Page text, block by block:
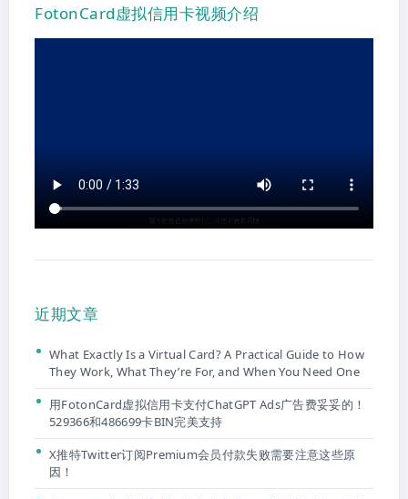
FotonCard虚拟信用卡视频介绍
近期文章
What Exactly Is a Virtual Card? A Practical Guide to How
They Work, What They’re For, and When You Need One
用FotonCard虚拟信用卡支付ChatGPT Ads广告费妥妥的！
529366和486699卡BIN完美支持
X推特Twitter订阅Premium会员付款失败需要注意这些原
因！